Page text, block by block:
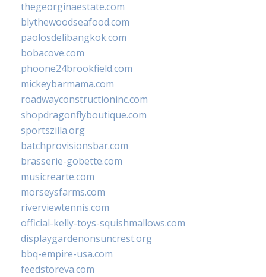
thegeorginaestate.com
blythewoodseafood.com
paolosdelibangkok.com
bobacove.com
phoone24brookfield.com
mickeybarmama.com
roadwayconstructioninc.com
shopdragonflyboutique.com
sportszilla.org
batchprovisionsbar.com
brasserie-gobette.com
musicrearte.com
morseysfarms.com
riverviewtennis.com
official-kelly-toys-squishmallows.com
displaygardenonsuncrest.org
bbq-empire-usa.com
feedstoreva.com